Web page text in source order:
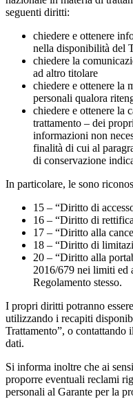
seguenti diritti:
chiedere e ottenere
nella disponibilità del
chiedere la
ad altro titolare
chiedere e ottenere la
personali qualora
chiedere e ottenere la
trattamento – dei
informazioni non
finalità di cui al
di conservazione
In particolare, le sono
15 – “Diritto di
16 – “Diritto di
17 – “Diritto alla
18 – “Diritto di
20 – “Diritto alla
2016/679 nei limiti ed
Regolamento stesso.
I propri diritti potranno
utilizzando i recapiti
Trattamento”, o contattando
dati.
Si informa inoltre che ai
proporre eventuali reclami
personali al Garante per la